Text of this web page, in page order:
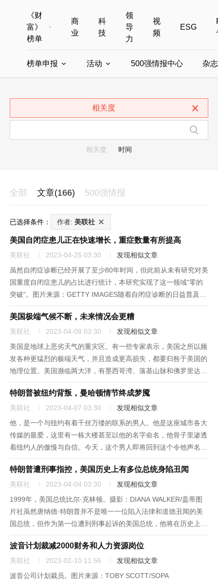
《财
富》
榜单
全部榜单
中国最具影响力商界女性
商
业
科
技
领
导
力
视
频
ESG
榜单申报 活动 500强情报中心 杂
相关度
相关度 时间
全部 文章(166) 500强情报
已选择条件： 作者: 美联社
美国自闭症患儿正在快速增长，重症数量有所提高
美联社 2023-04-25 03:30
发现相似文章
虽然自闭症诊断已经开展了至少80年时间，但此前从未有研究对美
国重度自闭症患儿的占比进行统计，本研究实现了这一领域“零的
突破”。图片来源：GETTY IMAGES随着自闭症诊断的日益普及，
卫生系统官员希望了解，在美国患有自闭症的儿童中，轻、中度自
闭症患儿和重度自闭症患儿（表现包括智力极为低下、不具备语...
美国极端气候不断，未来情况会更糟
美联社 2023-04-08 03:30
发现相似文章
美国是地球上恶劣天气的重灾区。有一些专家表示，美国之所以频
发各种更猛烈的极端天气，并且造成更高损失，都要归咎于美国的
地理位置。美国濒临两大洋，有墨西哥湾、落基山脉和佛罗里达等
向海洋延伸的半岛，风暴锋面和高速气流在这里相互碰撞，这些条
件自然在美国形成了最恶劣的天气。但地理位置只是原因之一。有
多位专家对...
特朗普被纽约背叛，曼哈顿情节终成梦魇
美联社 2023-04-07 03:30
发现相似文章
他，是一个与纽约有着千丝万缕的联系的男人。他是这座城市各大
传媒的最爱，这里有一栋大楼甚至以他的名字命名，他骨子里渗透
着纽约人的傲慢与自信。今天，这个男人即将回到这个令他声名雀
起的地方，而这座他深爱的城市，也即将给他带来报应。他先是遭
到了选民的拒绝，然后是抗议者的攻击，接着是陪审团的训斥。现
在纽约又有...
特朗普遭刑事指控，美国历史上有多位总统身陷丑闻
美联社 2023-04-04 03:30
发现相似文章
1999年，美国总统比尔·克林顿。摄影：DIANA WALKER/盖蒂图
片社虽然唐纳德·特朗普并不是唯一一位陷入法律和道德丑闻的美
国总统，但作为第一位遭到刑事起诉的美国总统，他将在历史上占
据一个独一无二的位置。另外两位与特朗普有类似境遇的总统最终
遭到国会弹劾，他们分别是比尔·克林顿，他在宣誓时撒谎，...
波音计划裁减2000财务和人力资源岗位
美联社 2023-02-10 11:56
发现相似文章
波音公司计划裁员。图片来源：TOBY SCOTT/SOPA